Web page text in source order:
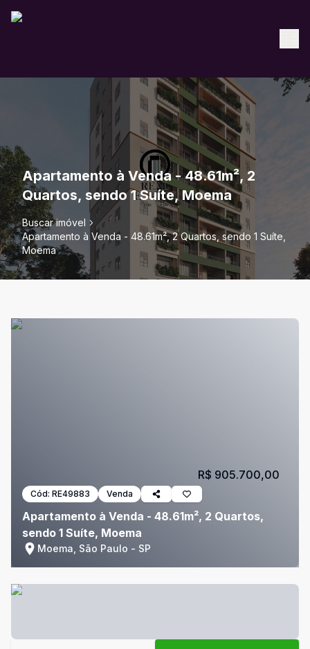
Apartamento à Venda - 48.61m², 2
Quartos, sendo 1 Suíte, Moema
Buscar imóvel
Apartamento à Venda - 48.61m², 2 Quartos, sendo 1 Suíte,
Moema
Cód: RE49883 Venda
Apartamento à Venda - 48.61m², 2 Quartos,
sendo 1 Suíte, Moema
Moema, São Paulo - SP
R$ 905.700,00